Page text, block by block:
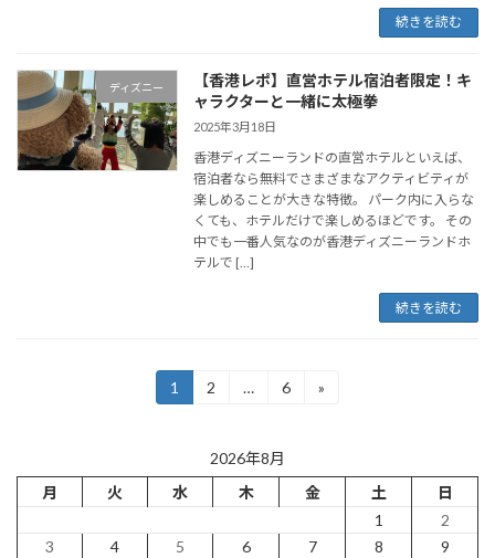
続きを読む
ディズニー
【香港レポ】直営ホテル宿泊者限定！キ
ャラクターと一緒に太極拳
2025年3月18日
香港ディズニーランドの直営ホテルといえば、
宿泊者なら無料でさまざまなアクティビティが
楽しめることが大きな特徴。 パーク内に入らな
くても、ホテルだけで楽しめるほどです。 その
中でも一番人気なのが香港ディズニーランドホ
テルで […]
続きを読む
ペ
ー
固
定
ジ
1
固
ー
ジ
2 …
固
ー
ジ
6 »
2026年8月
月
火 水 木 金 土
日
1
2
3
4 5 6 7 8
9